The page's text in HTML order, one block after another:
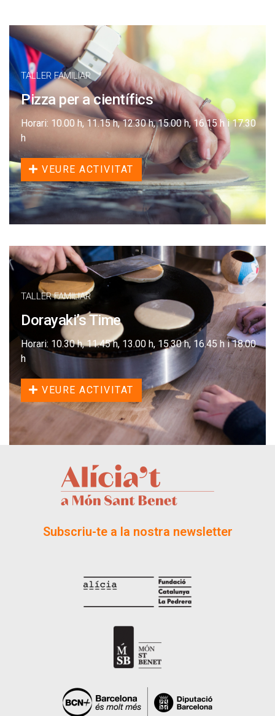
TALLER FAMILIAR
Pizza per a científics
Horari: 10.00 h, 11.15 h, 12.30 h, 15.00 h, 16.15 h i 17.30
h
VEURE ACTIVITAT
TALLER FAMILIAR
Dorayaki’s Time
Horari: 10.30 h, 11.45 h, 13.00 h, 15.30 h, 16.45 h i 18.00
h
VEURE ACTIVITAT
Subscriu-te a la nostra newsletter